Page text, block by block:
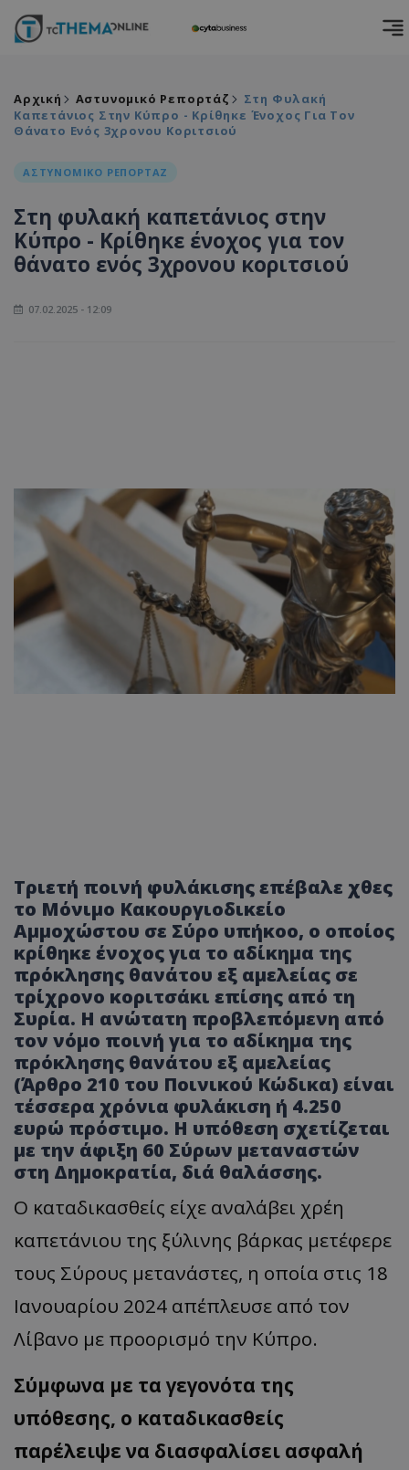
Αρχική Αστυνομικό Ρεπορτάζ
Στη Φυλακή
Καπετάνιος Στην Κύπρο - Κρίθηκε Ένοχος Για Τον
Θάνατο Ενός 3χρονου Κοριτσιού
ΑΣΤΥΝΟΜΙΚΟ ΡΕΠΟΡΤΑΖ
Στη φυλακή καπετάνιος στην
Κύπρο - Κρίθηκε ένοχος για τον
θάνατο ενός 3χρονου κοριτσιού
07.02.2025 - 12:09
Τριετή ποινή φυλάκισης επέβαλε χθες
το Μόνιμο Κακουργιοδικείο
Αμμοχώστου σε Σύρο υπήκοο, ο οποίος
κρίθηκε ένοχος για το αδίκημα της
πρόκλησης θανάτου εξ αμελείας σε
τρίχρονο κοριτσάκι επίσης από τη
Συρία. Η ανώτατη προβλεπόμενη από
τον νόμο ποινή για το αδίκημα της
πρόκλησης θανάτου εξ αμελείας
(Άρθρο 210 του Ποινικού Κώδικα) είναι
τέσσερα χρόνια φυλάκιση ή 4.250
ευρώ πρόστιμο. Η υπόθεση σχετίζεται
με την άφιξη 60 Σύρων μεταναστών
στη Δημοκρατία, διά θαλάσσης.
Ο καταδικασθείς είχε αναλάβει χρέη
καπετάνιου της ξύλινης βάρκας μετέφερε
τους Σύρους μετανάστες, η οποία στις 18
Ιανουαρίου 2024 απέπλευσε από τον
Λίβανο με προορισμό την Κύπρο.
Σύμφωνα με τα γεγονότα της
υπόθεσης, ο καταδικασθείς
παρέλειψε να διασφαλίσει ασφαλή